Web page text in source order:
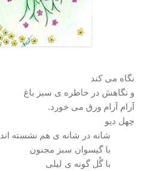
نگاه می کند
و نگاهش در خاطره ی سبز باغ
آرام آرام ورق می خورد.
چهل دیو
شانه در شانه ی هم نشسته اند
با گیسوان سبز مجنون
با گُل گونه ی لیلی